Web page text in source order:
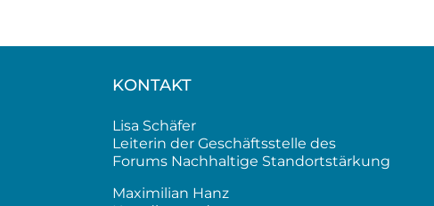
KONTAKT
Lisa Schäfer
Leiterin der Geschäftsstelle des
Forums Nachhaltige Standortstärkung
Maximilian Hanz